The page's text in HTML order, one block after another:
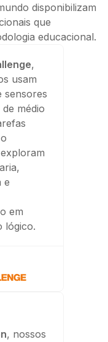
disponibilizam
que
educacional.
,
usam
sensores
médio
e
em
lógico.
, nossos